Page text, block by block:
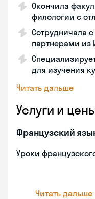
Окончила
филологии с
Сотрудничала
партнерами из
для изучения
Читать дальше
Услуги и
Французский
Уроки
Читать дальше